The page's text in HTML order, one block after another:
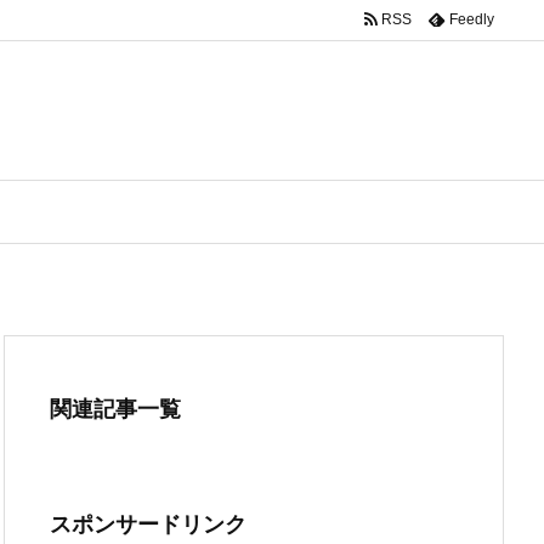
RSS Feedly
関連記事一覧
スポンサードリンク